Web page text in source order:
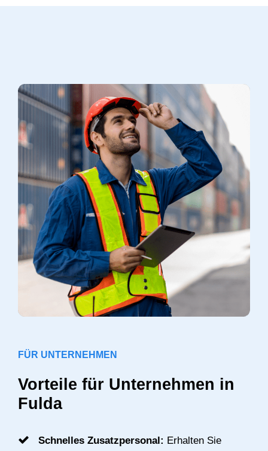
FÜR UNTERNEHMEN
Vorteile für Unternehmen in
Fulda
Schnelles Zusatzpersonal: Erhalten Sie